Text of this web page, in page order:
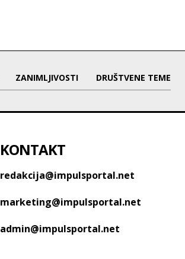
ZANIMLJIVOSTI DRUŠTVENE TEME
KONTAKT
redakcija@impulsportal.net
marketing@impulsportal.net
admin@impulsportal.net